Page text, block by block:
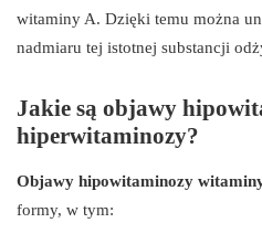
witaminy A. Dzięki temu można
nadmiaru tej istotnej substancji
Jakie są objawy
hiperwitaminozy?
Objawy hipowitaminozy
formy, w tym: